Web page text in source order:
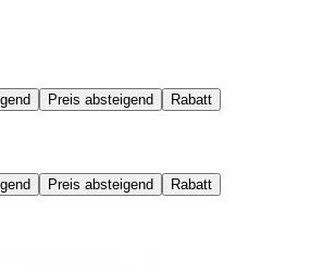
Preis absteigend Rabatt
Preis absteigend Rabatt